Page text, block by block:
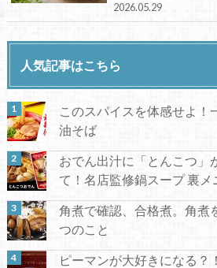
2026.05.29
人気記事はこちら
このスパイスを体感せよ
油そば
おでん出汁に「とんこつ」
て！名店監修鍋スープ 裏メ
角煮で確認、合格煮。角煮
つのこと
ピーマンが大好きになる？